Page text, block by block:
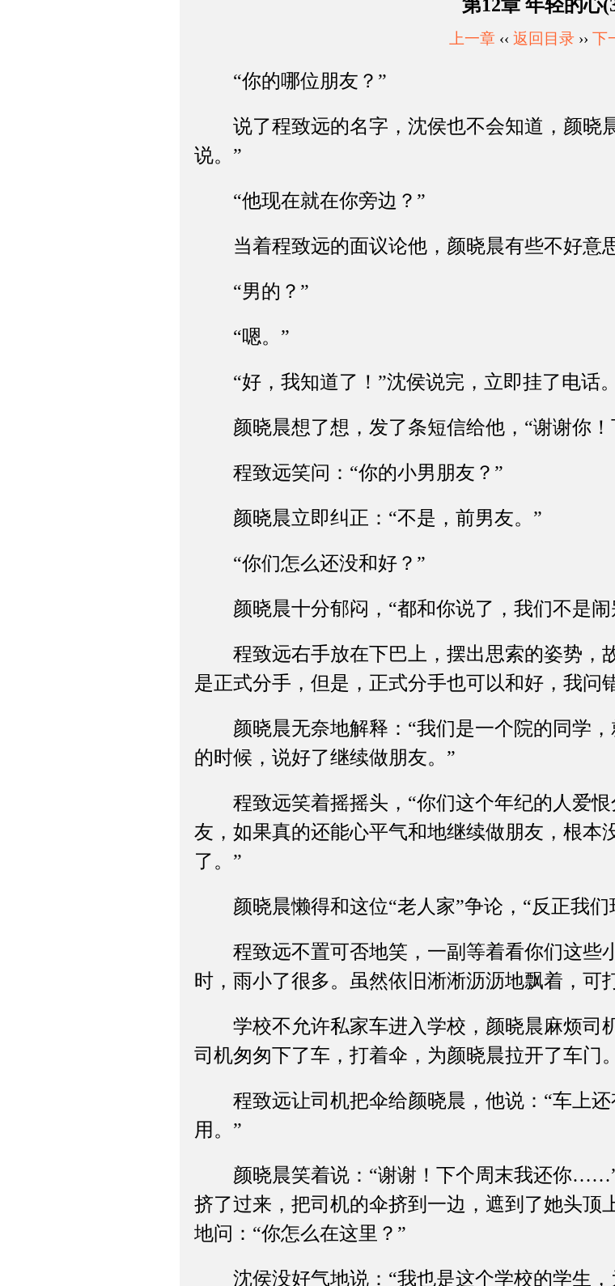
第12章 年轻的心
上一章 ‹‹ 返回目录 ›› 下
“你的哪位朋友？”
说了程致远的名字，沈侯也不会知道，颜晓
说。”
“他现在就在你旁边？”
当着程致远的面议论他，颜晓晨有些不好意
“男的？”
“嗯。”
“好，我知道了！”沈侯说完，立即挂了电话。
颜晓晨想了想，发了条短信给他，“谢谢你！
程致远笑问：“你的小男朋友？”
颜晓晨立即纠正：“不是，前男友。”
“你们怎么还没和好？”
颜晓晨十分郁闷，“都和你说了，我们不是闹
程致远右手放在下巴上，摆出思索的姿势，
是正式分手，但是，正式分手也可以和好，我问
颜晓晨无奈地解释：“我们是一个院的同学，
的时候，说好了继续做朋友。”
程致远笑着摇摇头，“你们这个年纪的人爱恨
友，如果真的还能心平气和地继续做朋友，根本
了。”
颜晓晨懒得和这位“老人家”争论，“反正我们
程致远不置可否地笑，一副等着看你们这些
时，雨小了很多。虽然依旧淅淅沥沥地飘着，可
学校不允许私家车进入学校，颜晓晨麻烦司机
司机匆匆下了车，打着伞，为颜晓晨拉开了车门。
程致远让司机把伞给颜晓晨，他说：“车上还
用。”
颜晓晨笑着说：“谢谢！下个周末我还你……”
挤了过来，把司机的伞挤到一边，遮到了她头顶
地问：“你怎么在这里？”
沈侯没好气地说：“我也是这个学校的学生，